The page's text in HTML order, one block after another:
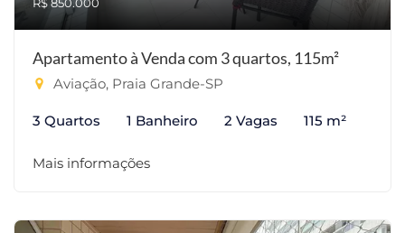
Apartamento à Venda com 3 quartos, 115m²
Aviação, Praia Grande-SP
3 Quartos 1 Banheiro 2 Vagas 115 m²
Mais informações